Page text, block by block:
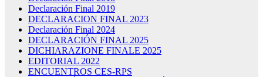
Declaración Final 2019
DECLARACION FINAL 2023
Declaración Final 2024
DECLARACIÓN FINAL 2025
DICHIARAZIONE FINALE 2025
EDITORIAL 2022
ENCUENTROS CES-RPS